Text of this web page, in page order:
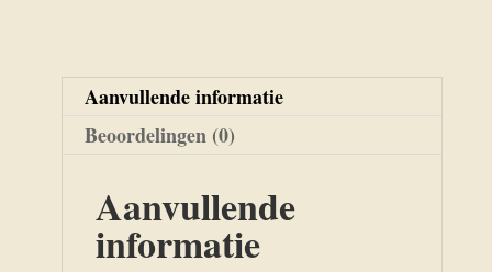
Aanvullende informatie
Beoordelingen (0)
Aanvullende
informatie